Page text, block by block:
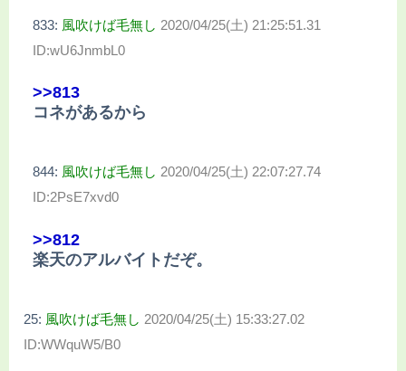
833: 風吹けば毛無し 2020/04/25(土) 21:25:51.31
ID:wU6JnmbL0
>>813
コネがあるから
844: 風吹けば毛無し 2020/04/25(土) 22:07:27.74
ID:2PsE7xvd0
>>812
楽天のアルバイトだぞ。
25: 風吹けば毛無し 2020/04/25(土) 15:33:27.02
ID:WWquW5/B0